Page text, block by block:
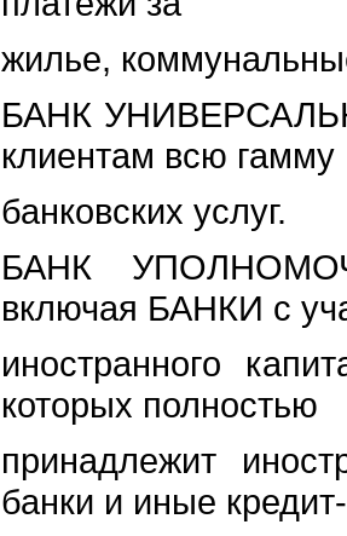
жилье,
БАНК
клиентам всю гамму
банковских услуг.
БАНК
включая БАНКИ с
иностранного
которых полностью
принадлежит
банки и иные кредит-